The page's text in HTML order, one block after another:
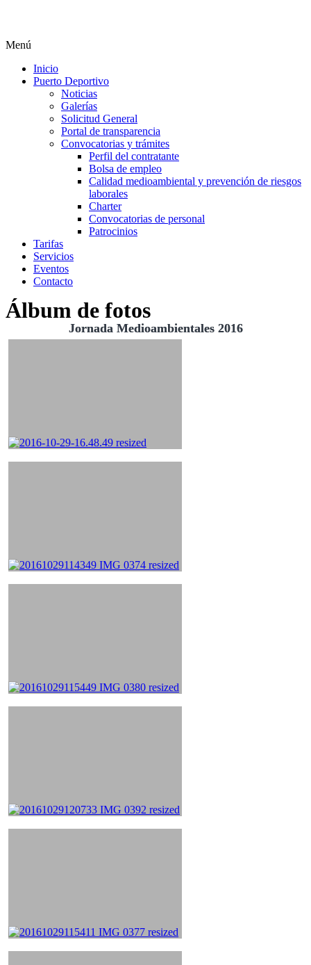
Menú
Inicio
Puerto Deportivo
Noticias
Galerías
Solicitud General
Portal de transparencia
Convocatorias y trámites
Perfil del contratante
Bolsa de empleo
Calidad medioambiental y prevención de riesgos
laborales
Charter
Convocatorias de personal
Patrocinios
Tarifas
Servicios
Eventos
Contacto
Álbum de fotos
Jornada Medioambientales 2016